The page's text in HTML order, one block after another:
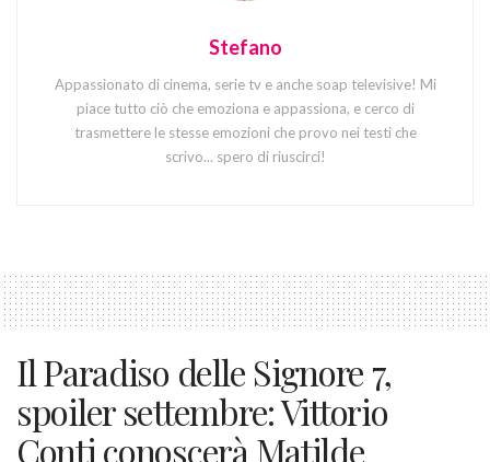
Stefano
Appassionato di cinema, serie tv e anche soap televisive! Mi
piace tutto ciò che emoziona e appassiona, e cerco di
trasmettere le stesse emozioni che provo nei testi che
scrivo... spero di riuscirci!
Il Paradiso delle Signore 7,
spoiler settembre: Vittorio
Conti conoscerà Matilde